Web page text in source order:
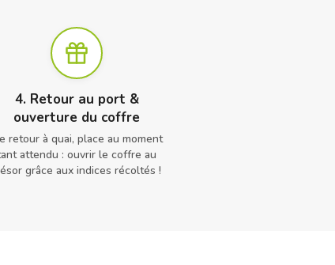
4. Retour au port &
ouverture du coffre
retour à quai, place au moment
attendu : ouvrir le coffre au
grâce aux indices récoltés !